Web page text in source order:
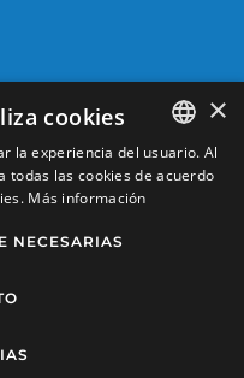
SPANISH
×
cookies
la experiencia del usuario. Al
todas las cookies de acuerdo
Más información
NECESARIAS